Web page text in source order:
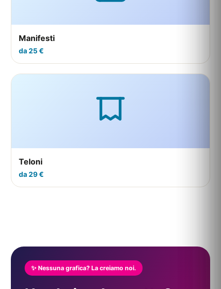
Manifesti
da 25 €
Teloni
da 29 €
✨ Nessuna grafica? La creiamo noi.